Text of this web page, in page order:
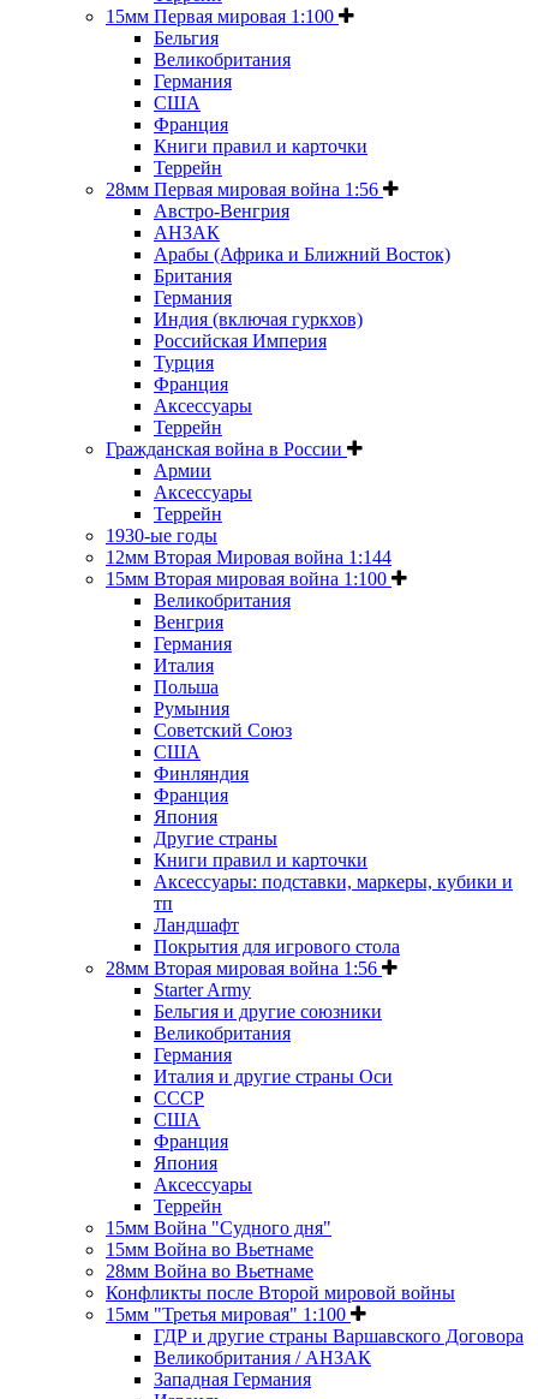
15мм Первая мировая 1:100
Бельгия
Великобритания
Германия
США
Франция
Книги правил и карточки
Террейн
28мм Первая мировая война 1:56
Австро-Венгрия
АНЗАК
Арабы (Африка и Ближний Восток)
Британия
Германия
Индия (включая гуркхов)
Российская Империя
Турция
Франция
Аксессуары
Террейн
Гражданская война в России
Армии
Аксессуары
Террейн
1930-ые годы
12мм Вторая Мировая война 1:144
15мм Вторая мировая война 1:100
Великобритания
Венгрия
Германия
Италия
Польша
Румыния
Советский Союз
США
Финляндия
Франция
Япония
Другие страны
Книги правил и карточки
Аксессуары: подставки, маркеры, кубики и
тп
Ландшафт
Покрытия для игрового стола
28мм Вторая мировая война 1:56
Starter Army
Бельгия и другие союзники
Великобритания
Германия
Италия и другие страны Оси
СССР
США
Франция
Япония
Аксессуары
Террейн
15мм Война "Судного дня"
15мм Война во Вьетнаме
28мм Война во Вьетнаме
Конфликты после Второй мировой войны
15мм "Третья мировая" 1:100
ГДР и другие страны Варшавского Договора
Великобритания / АНЗАК
Западная Германия